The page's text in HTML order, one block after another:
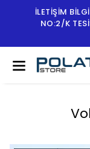
İLETİŞİM
NO:2/K